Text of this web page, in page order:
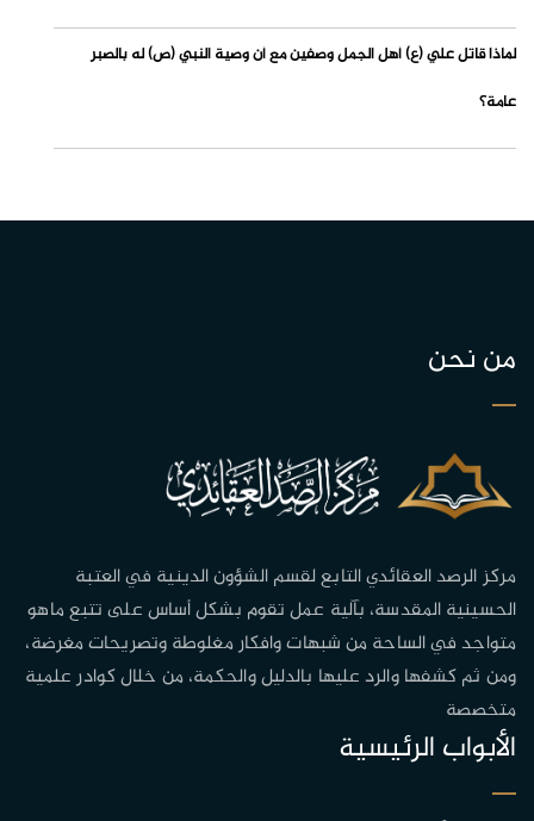
لماذا قاتل علي (ع) أهل الجمل وصفين مع أن وصية النبي (ص) له بالصبر
عامة؟
من نحن
مركز الرصد العقائدي التابع لقسم الشؤون الدينية في العتبة
الحسينية المقدسة، بآلية عمل تقوم بشكل أساس على تتبع ماهو
متواجد في الساحة من شبهات وافكار مغلوطة وتصريحات مغرضة،
ومن ثم كشفها والرد عليها بالدليل والحكمة، من خلال كوادر علمية
متخصصة
الأبواب الرئيسية